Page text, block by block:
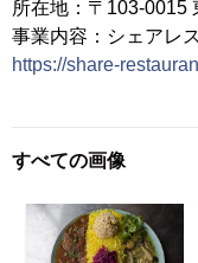
所在地：〒103-0015
事業内容：シェアレ
https://share-
すべての画像